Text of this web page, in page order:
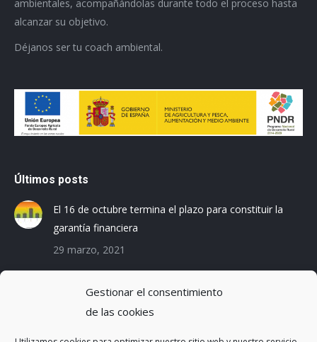
Gestionar el consentimiento
de las cookies
ambientales, acompañándolas durante todo el proceso hasta
alcanzar su objetivo.
Déjanos ser tu coach ambiental.
Últimos posts
El 16 de octubre termina el plazo para constituir la
garantía financiera
29 marzo, 2021
de la Huella de Carbono
3 diciembre, 2019